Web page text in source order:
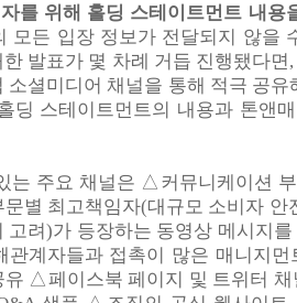
를 위해 홀딩 스테이트먼트 내용
모든 입장 정보가 전달되지 않을
발표가 몇 차례 거듭 진행됐다면 ,
소셜미디어 채널을 통해 적극 공유
딩 스테이트먼트의 내용과 톤앤
는 주요 채널은 △커뮤니케이션
별 최고책임자(대규모 소비자 안
고려)가 등장하는 동영상 메시지
계자들과 접촉이 많은 매니지먼
유 △페이스북 페이지 및 트위터